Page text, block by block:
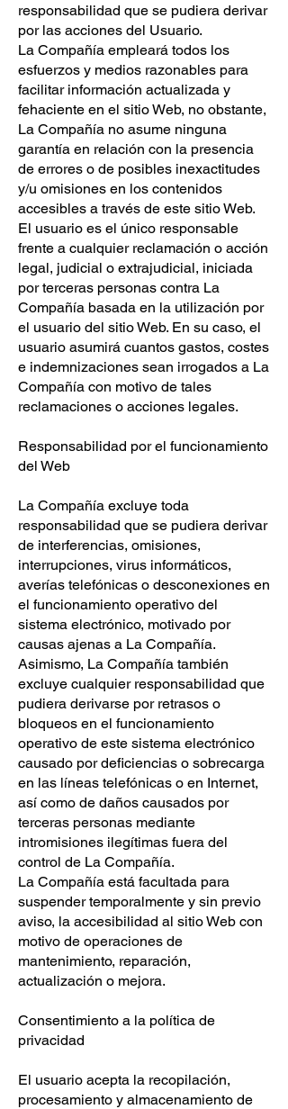
responsabilidad que se pudiera derivar
por las acciones del Usuario.
La Compañía empleará todos los
esfuerzos y medios razonables para
facilitar información actualizada y
fehaciente en el sitio Web, no obstante,
La Compañía no asume ninguna
garantía en relación con la presencia
de errores o de posibles inexactitudes
y/u omisiones en los contenidos
accesibles a través de este sitio Web.
El usuario es el único responsable
frente a cualquier reclamación o acción
legal, judicial o extrajudicial, iniciada
por terceras personas contra La
Compañía basada en la utilización por
el usuario del sitio Web. En su caso, el
usuario asumirá cuantos gastos, costes
e indemnizaciones sean irrogados a La
Compañía con motivo de tales
reclamaciones o acciones legales.
Responsabilidad por el funcionamiento
del Web
La Compañía excluye toda
responsabilidad que se pudiera derivar
de interferencias, omisiones,
interrupciones, virus informáticos,
averías telefónicas o desconexiones en
el funcionamiento operativo del
sistema electrónico, motivado por
causas ajenas a La Compañía.
Asimismo, La Compañía también
excluye cualquier responsabilidad que
pudiera derivarse por retrasos o
bloqueos en el funcionamiento
operativo de este sistema electrónico
causado por deficiencias o sobrecarga
en las líneas telefónicas o en Internet,
así como de daños causados por
terceras personas mediante
intromisiones ilegítimas fuera del
control de La Compañía.
La Compañía está facultada para
suspender temporalmente y sin previo
aviso, la accesibilidad al sitio Web con
motivo de operaciones de
mantenimiento, reparación,
actualización o mejora.
Consentimiento a la política de
privacidad
El usuario acepta la recopilación,
procesamiento y almacenamiento de